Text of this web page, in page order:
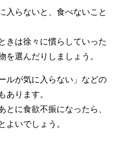
入らないと、食べないこと
きは徐々に慣らしていった
を選んだりしましょう。
ルが気に入らない」などの
あります。
とに食欲不振になったら、
よいでしょう。